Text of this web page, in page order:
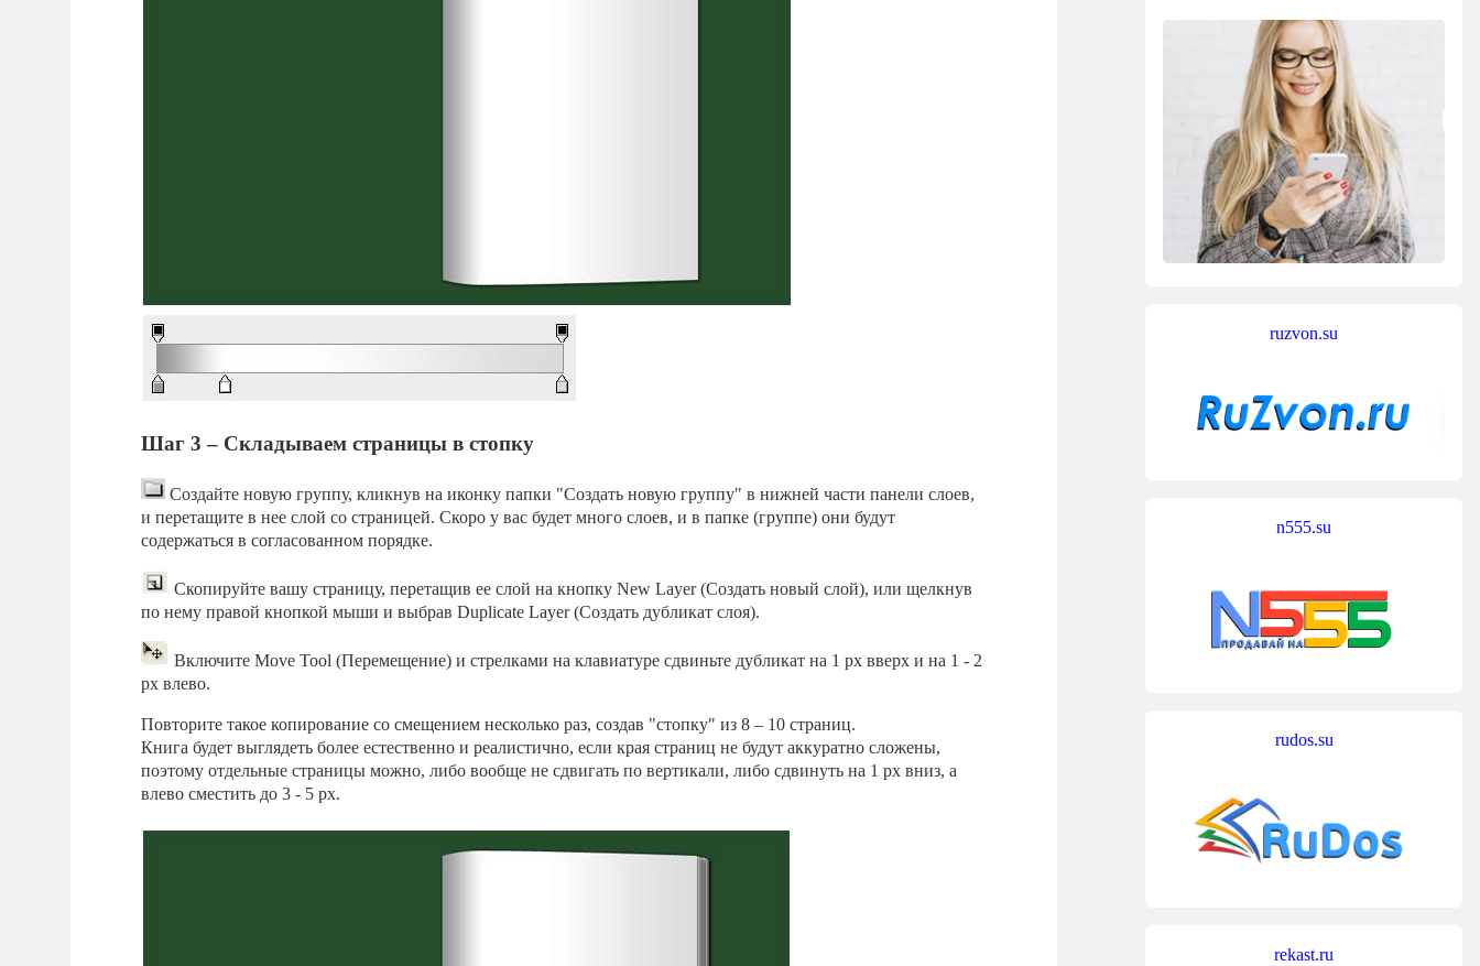
Шаг 3 – Складываем страницы в стопку
Создайте новую группу, кликнув на иконку папки "Создать новую группу" в нижней части панели слоев,
и перетащите в нее слой со страницей. Скоро у вас будет много слоев, и в папке (группе) они будут
содержаться в согласованном порядке.
Скопируйте вашу страницу, перетащив ее слой на кнопку New Layer (Создать новый слой), или щелкнув
по нему правой кнопкой мыши и выбрав Duplicate Layer (Создать дубликат слоя).
Включите Move Tool (Перемещение) и стрелками на клавиатуре сдвиньте дубликат на 1 рх вверх и на 1 - 2
рх влево.
Повторите такое копирование со смещением несколько раз, создав "стопку" из 8 – 10 страниц.
Книга будет выглядеть более естественно и реалистично, если края страниц не будут аккуратно сложены,
поэтому отдельные страницы можно, либо вообще не сдвигать по вертикали, либо сдвинуть на 1 рх вниз, а
влево сместить до 3 - 5 рх.
ruzvon.su
n555.su
rudos.su
rekast.ru